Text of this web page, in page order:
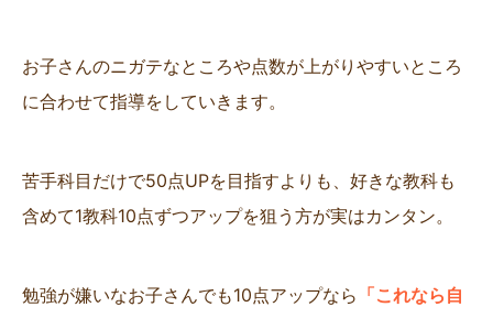
お子さんのニガテなところや点数が上がりやすいところ
に合わせて指導をしていきます。
苦手科目だけで50点UPを目指すよりも、好きな教科も
含めて1教科10点ずつアップを狙う方が実はカンタン。
勉強が嫌いなお子さんでも10点アップなら 「これなら自